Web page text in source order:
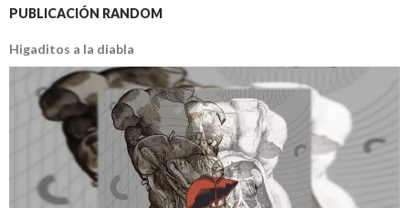
PUBLICACIÓN RANDOM
Higaditos a la diabla